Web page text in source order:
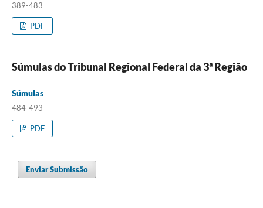
389-483
PDF
Súmulas do Tribunal Regional Federal da 3ª Região
Súmulas
484-493
PDF
Enviar Submissão